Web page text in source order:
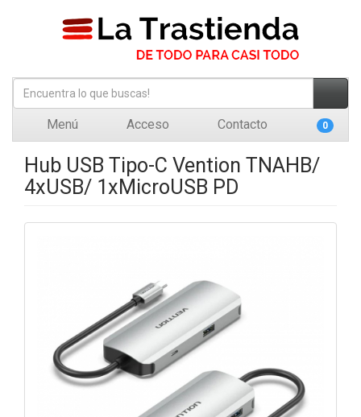
Menú Acceso Contacto 0
Hub USB Tipo-C Vention TNAHB/
4xUSB/ 1xMicroUSB PD